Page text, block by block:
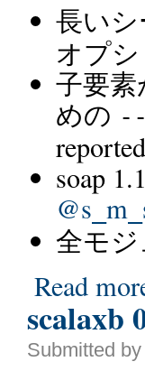
長い
オプ
子要
めの
soap
@s m
全モ
Read
scalaxb
Submitted